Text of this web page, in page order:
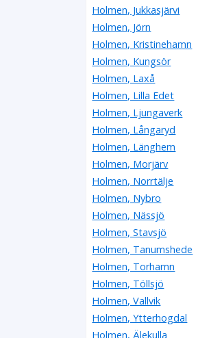
Holmen, Jukkasjärvi
Holmen, Jörn
Holmen, Kristinehamn
Holmen, Kungsör
Holmen, Laxå
Holmen, Lilla Edet
Holmen, Ljungaverk
Holmen, Långaryd
Holmen, Länghem
Holmen, Morjärv
Holmen, Norrtälje
Holmen, Nybro
Holmen, Nässjö
Holmen, Stavsjö
Holmen, Tanumshede
Holmen, Torhamn
Holmen, Töllsjö
Holmen, Vallvik
Holmen, Ytterhogdal
Holmen, Älekulla